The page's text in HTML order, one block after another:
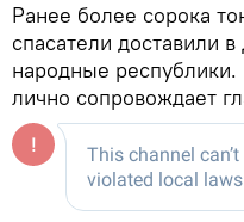
Ранее более сорока
спасатели доставили
народные республики.
лично сопровождает